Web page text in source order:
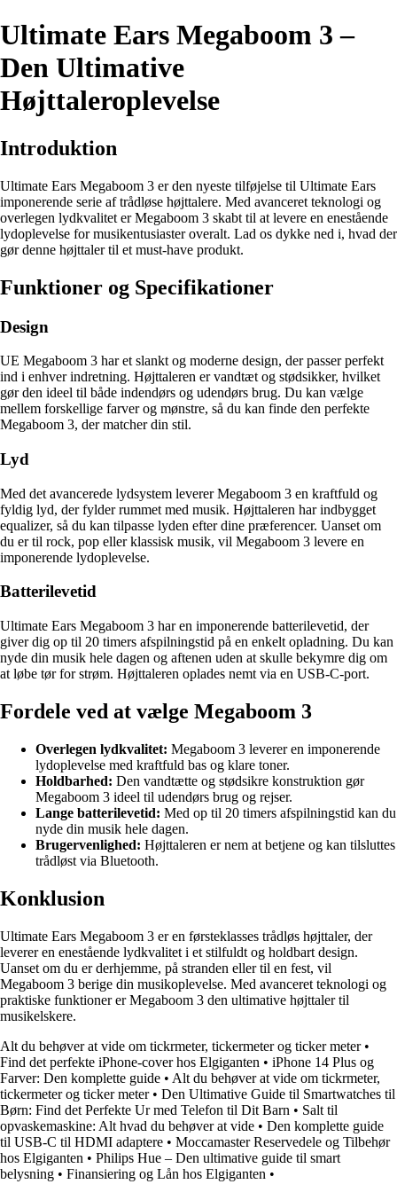
Ultimate Ears Megaboom 3 –
Den Ultimative
Højttaleroplevelse
Introduktion
Ultimate Ears Megaboom 3 er den nyeste tilføjelse til Ultimate Ears
imponerende serie af trådløse højttalere. Med avanceret teknologi og
overlegen lydkvalitet er Megaboom 3 skabt til at levere en enestående
lydoplevelse for musikentusiaster overalt. Lad os dykke ned i, hvad der
gør denne højttaler til et must-have produkt.
Funktioner og Specifikationer
Design
UE Megaboom 3 har et slankt og moderne design, der passer perfekt
ind i enhver indretning. Højttaleren er vandtæt og stødsikker, hvilket
gør den ideel til både indendørs og udendørs brug. Du kan vælge
mellem forskellige farver og mønstre, så du kan finde den perfekte
Megaboom 3, der matcher din stil.
Lyd
Med det avancerede lydsystem leverer Megaboom 3 en kraftfuld og
fyldig lyd, der fylder rummet med musik. Højttaleren har indbygget
equalizer, så du kan tilpasse lyden efter dine præferencer. Uanset om
du er til rock, pop eller klassisk musik, vil Megaboom 3 levere en
imponerende lydoplevelse.
Batterilevetid
Ultimate Ears Megaboom 3 har en imponerende batterilevetid, der
giver dig op til 20 timers afspilningstid på en enkelt opladning. Du kan
nyde din musik hele dagen og aftenen uden at skulle bekymre dig om
at løbe tør for strøm. Højttaleren oplades nemt via en USB-C-port.
Fordele ved at vælge Megaboom 3
Overlegen lydkvalitet: Megaboom 3 leverer en imponerende
lydoplevelse med kraftfuld bas og klare toner.
Holdbarhed: Den vandtætte og stødsikre konstruktion gør
Megaboom 3 ideel til udendørs brug og rejser.
Lange batterilevetid: Med op til 20 timers afspilningstid kan du
nyde din musik hele dagen.
Brugervenlighed: Højttaleren er nem at betjene og kan tilsluttes
trådløst via Bluetooth.
Konklusion
Ultimate Ears Megaboom 3 er en førsteklasses trådløs højttaler, der
leverer en enestående lydkvalitet i et stilfuldt og holdbart design.
Uanset om du er derhjemme, på stranden eller til en fest, vil
Megaboom 3 berige din musikoplevelse. Med avanceret teknologi og
praktiske funktioner er Megaboom 3 den ultimative højttaler til
musikelskere.
Alt du behøver at vide om tickrmeter, tickermeter og ticker meter•
Find det perfekte iPhone-cover hos Elgiganten • iPhone 14 Plus og
Farver: Den komplette guide • Alt du behøver at vide om tickrmeter,
tickermeter og ticker meter• Den Ultimative Guide til Smartwatches til
Børn: Find det Perfekte Ur med Telefon til Dit Barn • Salt til
opvaskemaskine: Alt hvad du behøver at vide • Den komplette guide
til USB-C til HDMI adaptere • Moccamaster Reservedele og Tilbehør
hos Elgiganten • Philips Hue – Den ultimative guide til smart
belysning • Finansiering og Lån hos Elgiganten •